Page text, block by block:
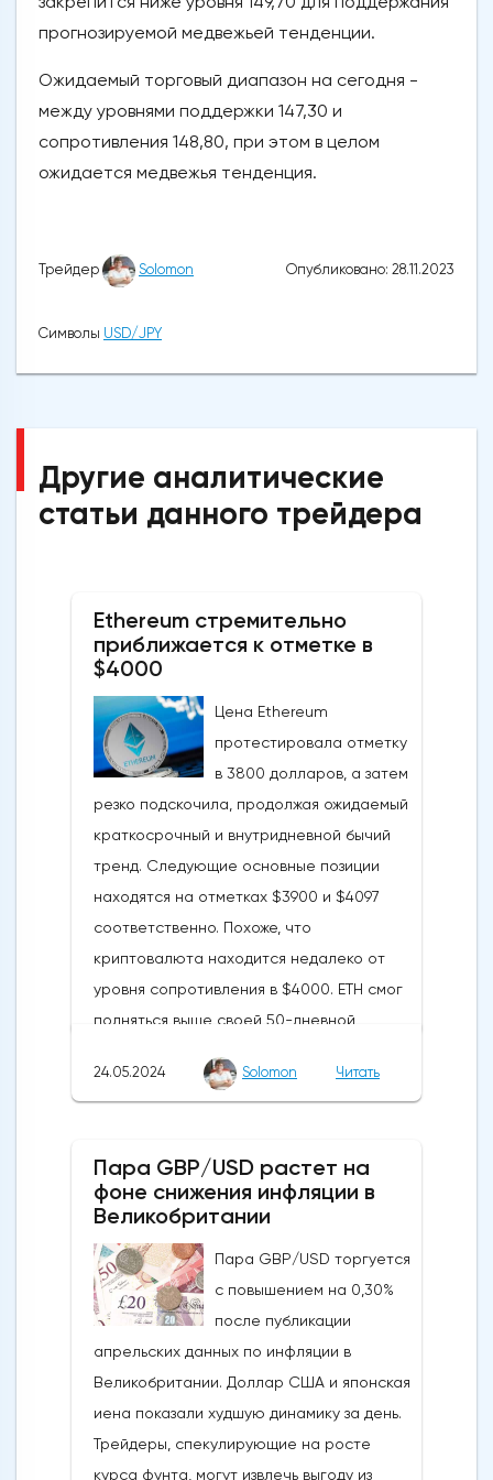
прогнозируемой медвежьей тенденции.
Ожидаемый торговый диапазон на сегодня -
между уровнями поддержки 147,30 и
сопротивления 148,80, при этом в целом
ожидается медвежья тенденция.
Трейдер Solomon Опубликовано: 28.11.2023
Символы USD/JPY
Другие аналитические
статьи данного трейдера
Ethereum стремительно
приближается к отметке в
$4000
Цена Ethereum
протестировала отметку
в 3800 долларов, а затем
резко подскочила, продолжая ожидаемый
краткосрочный и внутридневной бычий
тренд. Следующие основные позиции
находятся на отметках $3900 и $4097
соответственно. Похоже, что
криптовалюта находится недалеко от
уровня сопротивления в $4000. ETH смог
подняться выше своей 50-дневной
бычьих колебаний, которые могут развеять
криптовалюты.Курс супер-альткоина не
рос до тех пор, пока за неделю до
21Shares и ARK не утвердили спотовые ETF
на Ethereum. К счастью для Ethereum, в
понедельник, 20 мая, ожидания стали
более оптимистичными, что помогло
криптовалюте вырасти более чем на 20%.
Таким образом, Ethereum преодолел
отметку сопротивления в 3800
24.05.2024 Solomon Читать
Пара GBP/USD растет на
фоне снижения инфляции в
Великобритании
Пара GBP/USD торгуется
с повышением на 0,30%
после публикации
апрельских данных по инфляции в
Великобритании. Доллар США и японская
иена показали худшую динамику за день.
Трейдеры, спекулирующие на росте
курса фунта, могут извлечь выгоду из